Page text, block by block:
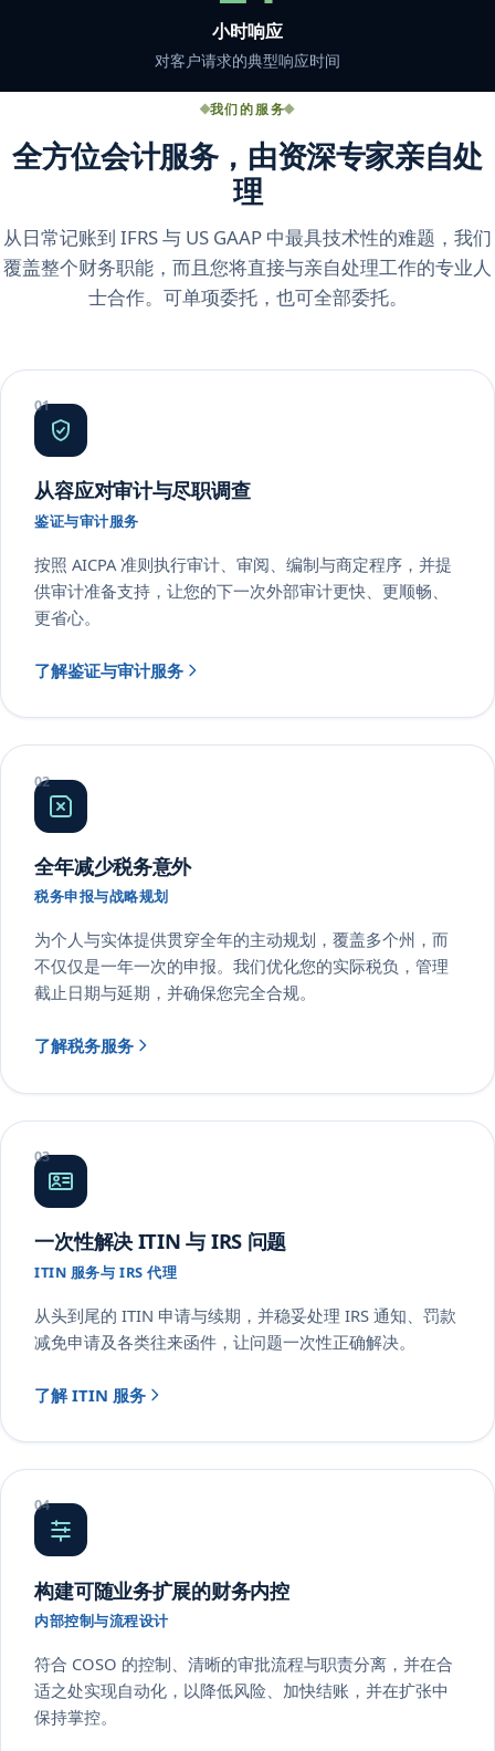
小时响应
对客户请求的典型响应时间
我们的服务
全方位会计服务，由资深专家亲自处
理
从日常记账到 IFRS 与 US GAAP 中最具技术性的难题，我们
覆盖整个财务职能，而且您将直接与亲自处理工作的专业人
士合作。可单项委托，也可全部委托。
从容应对审计与尽职调查
鉴证与审计服务
按照 AICPA 准则执行审计、审阅、编制与商定程序，并提
供审计准备支持，让您的下一次外部审计更快、更顺畅、
更省心。
了解鉴证与审计服务
全年减少税务意外
税务申报与战略规划
为个人与实体提供贯穿全年的主动规划，覆盖多个州，而
不仅仅是一年一次的申报。我们优化您的实际税负，管理
截止日期与延期，并确保您完全合规。
了解税务服务
一次性解决 ITIN 与 IRS 问题
ITIN 服务与 IRS 代理
从头到尾的 ITIN 申请与续期，并稳妥处理 IRS 通知、罚款
减免申请及各类往来函件，让问题一次性正确解决。
了解 ITIN 服务
构建可随业务扩展的财务内控
内部控制与流程设计
符合 COSO 的控制、清晰的审批流程与职责分离，并在合
适之处实现自动化，以降低风险、加快结账，并在扩张中
保持掌控。